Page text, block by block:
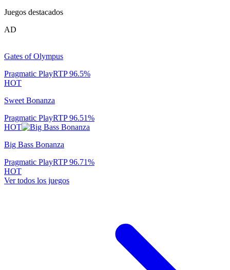
Juegos destacados
AD
Gates of Olympus
Pragmatic PlayRTP96.5%
HOT
Sweet Bonanza
Pragmatic PlayRTP96.51%
HOT
Big Bass Bonanza
Pragmatic PlayRTP96.71%
HOT
Ver todos los juegos